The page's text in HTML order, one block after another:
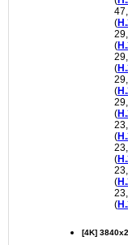
(
(
(
(
(
(
(
(
(
[4K]